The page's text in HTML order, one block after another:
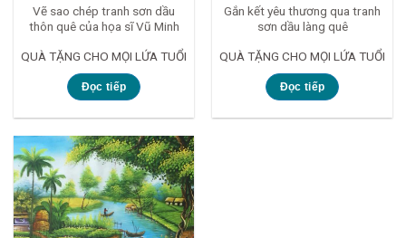
Vẽ sao chép tranh sơn dầu
thôn quê của họa sĩ Vũ Minh
QUÀ TẶNG CHO MỌI LỨA TUỔI
Đọc tiếp
Gắn kết yêu thương qua tranh
sơn dầu làng quê
QUÀ TẶNG CHO MỌI LỨA TUỔI
Đọc tiếp